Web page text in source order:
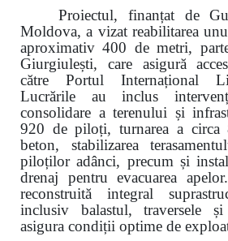
Proiectul, finanțat de
Moldova, a vizat reabilitarea
aproximativ 400 de metri,
Giurgiulești, care asigură
către Portul Internațional
Lucrările au inclus
consolidare a terenului și
920 de piloți, turnarea a
beton, stabilizarea
piloților adânci, precum și
drenaj pentru evacuarea
reconstruită integral
inclusiv balastul, traversele
asigura condiții optime de